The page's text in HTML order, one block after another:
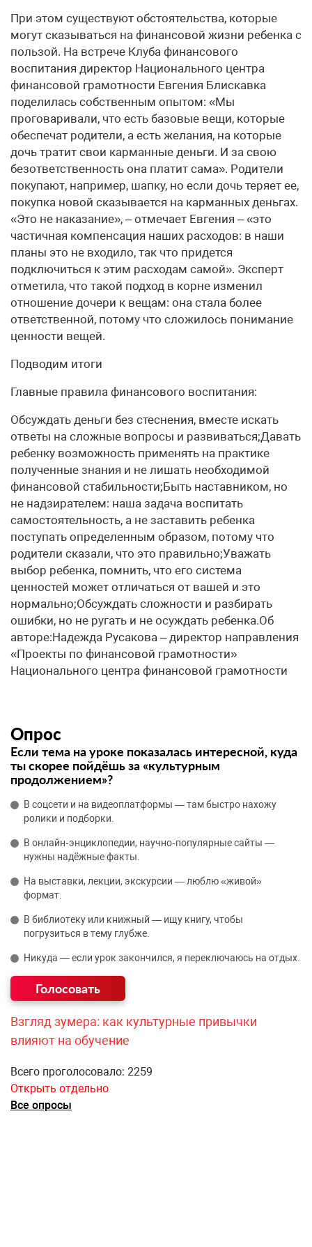
При этом существуют обстоятельства, которые
могут сказываться на финансовой жизни ребенка с
пользой. На встрече Клуба финансового
воспитания директор Национального центра
финансовой грамотности Евгения Блискавка
поделилась собственным опытом: «Мы
проговаривали, что есть базовые вещи, которые
обеспечат родители, а есть желания, на которые
дочь тратит свои карманные деньги. И за свою
безответственность она платит сама». Родители
покупают, например, шапку, но если дочь теряет ее,
покупка новой сказывается на карманных деньгах.
«Это не наказание», – отмечает Евгения – «это
частичная компенсация наших расходов: в наши
планы это не входило, так что придется
подключиться к этим расходам самой». Эксперт
отметила, что такой подход в корне изменил
отношение дочери к вещам: она стала более
ответственной, потому что сложилось понимание
ценности вещей.
Подводим итоги
Главные правила финансового воспитания:
Обсуждать деньги без стеснения, вместе искать
ответы на сложные вопросы и развиваться;Давать
ребенку возможность применять на практике
полученные знания и не лишать необходимой
финансовой стабильности;Быть наставником, но
не надзирателем: наша задача воспитать
самостоятельность, а не заставить ребенка
поступать определенным образом, потому что
родители сказали, что это правильно;Уважать
выбор ребенка, помнить, что его система
ценностей может отличаться от вашей и это
нормально;Обсуждать сложности и разбирать
ошибки, но не ругать и не осуждать ребенка.Об
авторе:Надежда Русакова – директор направления
«Проекты по финансовой грамотности»
Национального центра финансовой грамотности
Опрос
Если тема на уроке показалась интересной, куда
ты скорее пойдёшь за «культурным
продолжением»?
В соцсети и на видеоплатформы — там быстро нахожу
ролики и подборки.
В онлайн‑энциклопедии, научно‑популярные сайты —
нужны надёжные факты.
На выставки, лекции, экскурсии — люблю «живой»
формат.
В библиотеку или книжный — ищу книгу, чтобы
погрузиться в тему глубже.
Никуда — если урок закончился, я переключаюсь на отдых.
Взгляд зумера: как культурные привычки
влияют на обучение
Всего проголосовало: 2259
Открыть отдельно
Все опросы